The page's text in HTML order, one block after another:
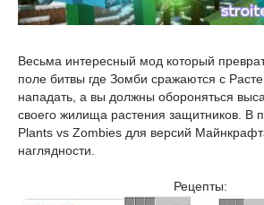
Весьма интересный мод который
поле битвы где Зомби сражаются с
нападать, а вы должны обороняться
своего жилища растения защитников. В
Plants vs Zombies для версий
наглядности.
Рецепты: